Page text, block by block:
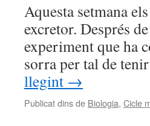
Aquesta setmana
excretor. Després
experiment que ha
sorra per tal de
llegint →
Publicat dins de Biologia, Cicle